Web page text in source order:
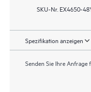
SKU-Nr. EX4650-
Spezifikation anzeigen
Senden Sie Ihre